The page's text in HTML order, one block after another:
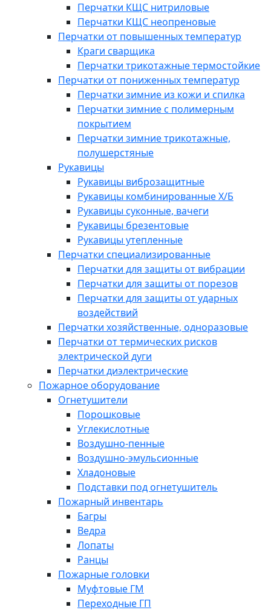
Перчатки КЩС нитриловые
Перчатки КЩС неопреновые
Перчатки от повышенных температур
Краги сварщика
Перчатки трикотажные термостойкие
Перчатки от пониженных температур
Перчатки зимние из кожи и спилка
Перчатки зимние с полимерным
покрытием
Перчатки зимние трикотажные,
полушерстяные
Рукавицы
Рукавицы виброзащитные
Рукавицы комбинированные Х/Б
Рукавицы суконные, вачеги
Рукавицы брезентовые
Рукавицы утепленные
Перчатки специализированные
Перчатки для защиты от вибрации
Перчатки для защиты от порезов
Перчатки для защиты от ударных
воздействий
Перчатки хозяйственные, одноразовые
Перчатки от термических рисков
электрической дуги
Перчатки диэлектрические
Пожарное оборудование
Огнетушители
Порошковые
Углекислотные
Воздушно-пенные
Воздушно-эмульсионные
Хладоновые
Подставки под огнетушитель
Пожарный инвентарь
Багры
Ведра
Лопаты
Ранцы
Пожарные головки
Муфтовые ГМ
Переходные ГП